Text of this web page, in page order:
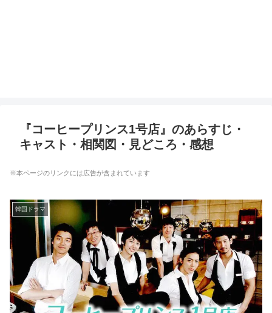
『コーヒープリンス1号店』のあらすじ・
キャスト・相関図・見どころ・感想
※本ページのリンクには広告が含まれています
韓国ドラマ